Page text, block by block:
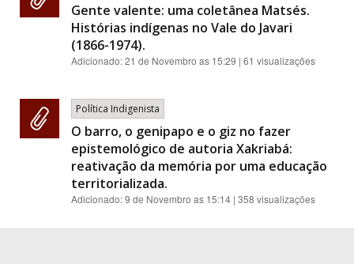
Gente valente: uma coletânea Matsés.
Histórias indígenas no Vale do Javari
(1866-1974).
Adicionado:21 de Novembro as 15:29 | 61 visualizações
Política Indigenista
O barro, o genipapo e o giz no fazer
epistemológico de autoria Xakriabá:
reativação da memória por uma educação
territorializada.
Adicionado:9 de Novembro as 15:14 | 358 visualizações